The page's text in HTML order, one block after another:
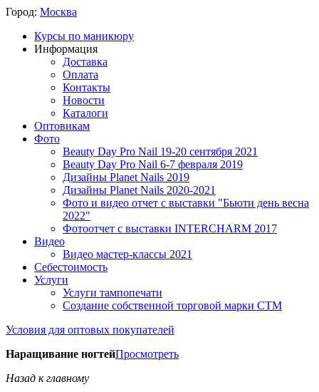
Город: Москва
Курсы по маникюру
Информация
Доставка
Оплата
Контакты
Новости
Каталоги
Оптовикам
Фото
Beauty Day Pro Nail 19-20 сентября 2021
Beauty Day Pro Nail 6-7 февраля 2019
Дизайны Planet Nails 2019
Дизайны Planet Nails 2020-2021
Фото и видео отчет с выставки "Бьюти день весна
2022"
Фотоотчет с выставки INTERCHARM 2017
Видео
Видео мастер-классы 2021
Себестоимость
Услуги
Услуги тампопечати
Создание собственной торговой марки СТМ
Условия для оптовых покупателей
Наращивание ногтейПросмотреть
Назад к главному